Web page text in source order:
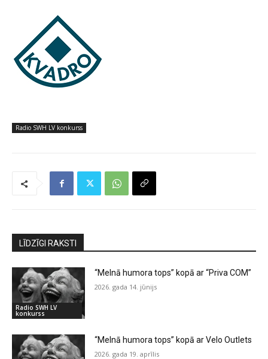
Radio SWH LV konkurss
LĪDZĪGI RAKSTI
Radio SWH LV
konkurss
“Melnā humora tops” kopā ar “Priva COM”
2026. gada 14. jūnijs
“Melnā humora tops” kopā ar Velo Outlets
2026. gada 19. aprīlis